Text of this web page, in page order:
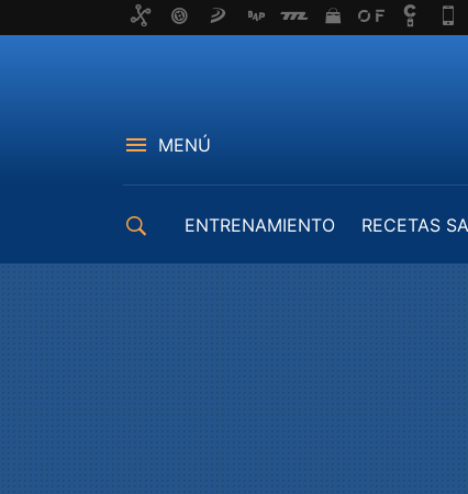
MENÚ
ENTRENAMIENTO RECETAS